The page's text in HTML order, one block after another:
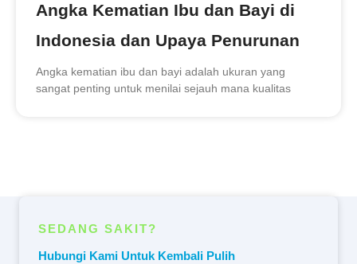
Angka Kematian Ibu dan Bayi di
Indonesia dan Upaya Penurunan
Angka kematian ibu dan bayi adalah ukuran yang
sangat penting untuk menilai sejauh mana kualitas
SEDANG SAKIT?
Hubungi Kami Untuk Kembali Pulih